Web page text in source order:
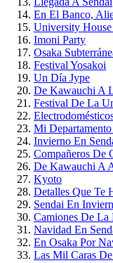
En El Banco,
University
Imoni Party
Osaka
Festival Yosakoi
Un Día Jype
De Kawauchi A
Festival De La
Mi
Invierno En
Compañeros De
De Kawauchi A
Kyoto
Detalles Que Te
Sendai En
Camiones De La
Navidad En
En Osaka Por
Las Mil Caras